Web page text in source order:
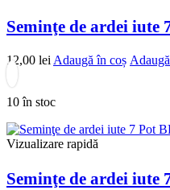
Seminţe de ardei
12,00 lei Adaugă în coș
10 în stoc
Vizualizare rapidă
Seminţe de ardei iute